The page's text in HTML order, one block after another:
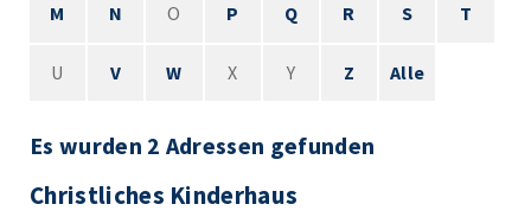
M N O P Q R S T
U V W X Y Z Alle
Es wurden 2 Adressen gefunden
Christliches Kinderhaus